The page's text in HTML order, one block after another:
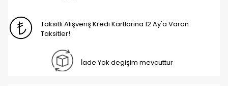
Taksitli Alışveriş Kredi Kartlarına 12 Ay'a Varan
Taksitler!
İade Yok degişim mevcuttur